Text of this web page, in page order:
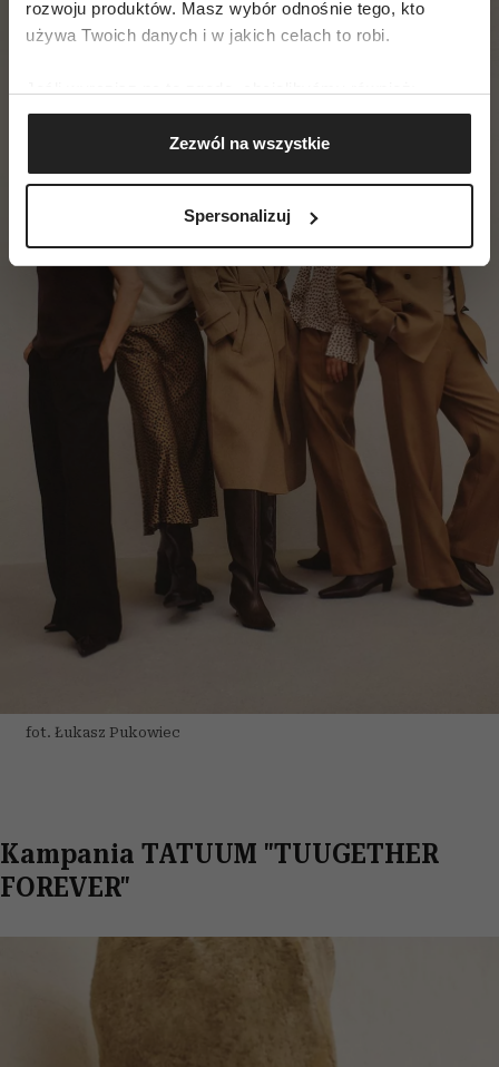
rozwoju produktów. Masz wybór odnośnie tego, kto
używa Twoich danych i w jakich celach to robi.
Gromadzić dane dotyczące Twojej lokalizacji
geograficznej z dokładnością nawet do kilku metrów
Identyfikować Twoje urządzenie, aktywnie
(fingerprinting, czyli wirtualny odcisk palca)
dane są przetwarzane oraz ustaw własne preferencje w
sekcji szczegółów. W Deklaracji plików cookie możesz
zmienić lub wycofać swoją zgodę w dowolnej chwili.
Wykorzystujemy pliki cookie do spersonalizowania treści
i reklam, aby oferować funkcje społecznościowe i
analizować ruch w naszej witrynie. Informacje o tym, jak
korzystasz z naszej witryny, udostępniamy partnerom
społecznościowym, reklamowym i analitycznym.
Partnerzy mogą połączyć te informacje z innymi danymi
otrzymanymi od Ciebie lub uzyskanymi podczas
korzystania z ich usług.
Zezwól na wszystkie
Spersonalizuj
fot. Łukasz Pukowiec
Kampania TATUUM "TUUGETHER
FOREVER"